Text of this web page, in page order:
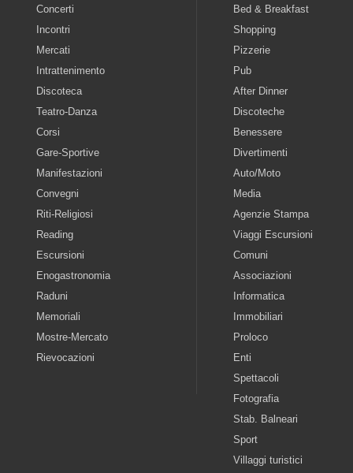
Concerti
Incontri
Mercati
Intrattenimento
Discoteca
Teatro-Danza
Corsi
Gare-Sportive
Manifestazioni
Convegni
Riti-Religiosi
Reading
Escursioni
Enogastronomia
Raduni
Memoriali
Mostre-Mercato
Rievocazioni
Bed & Breakfast
Shopping
Pizzerie
Pub
After Dinner
Discoteche
Benessere
Divertimenti
Auto/Moto
Media
Agenzie Stampa
Viaggi Escursioni
Comuni
Associazioni
Informatica
Immobiliari
Proloco
Enti
Spettacoli
Fotografia
Stab. Balneari
Sport
Villaggi turistici